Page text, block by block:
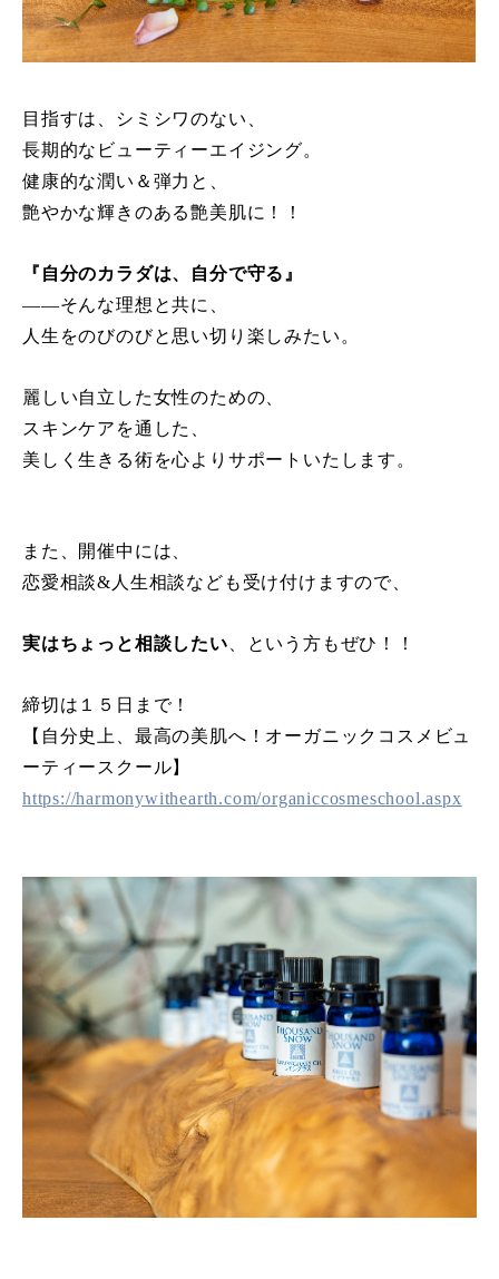
目指すは、シミシワのない、
長期的なビューティーエイジング。
健康的な潤い＆弾力と、
艶やかな輝きのある艶美肌に！！
『自分のカラダは、自分で守る』
――そんな理想と共に、
人生をのびのびと思い切り楽しみたい。
麗しい自立した女性のための、
スキンケアを通した、
美しく生きる術を心よりサポートいたします。
また、開催中には、
恋愛相談&人生相談なども受け付けますので、
実はちょっと相談したい 、という方もぜひ！！
締切は１５日まで！
【自分史上、最高の美肌へ！オーガニックコスメビュ
ーティースクール】
https://harmonywithearth.com/organiccosmeschool.aspx